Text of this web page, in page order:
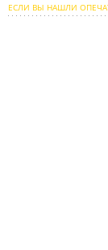
ЕСЛИ ВЫ НАШЛИ